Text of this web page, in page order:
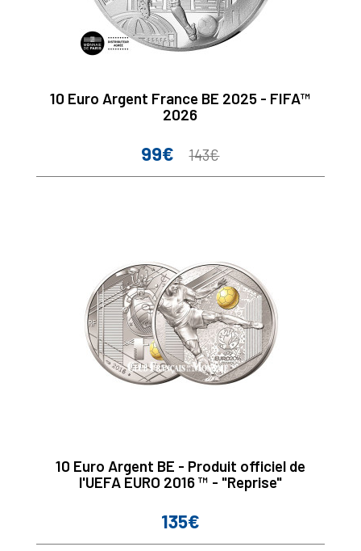
10 Euro Argent France BE 2025 - FIFA™
2026
Prix
99€
Prix
143€
10 Euro Argent BE - Produit officiel de
l'UEFA EURO 2016 ™ - "Reprise"
Prix
135€